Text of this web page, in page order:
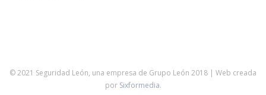
© 2021 Seguridad León, una empresa de Grupo León 2018 | Web creada
por Sixformedia.